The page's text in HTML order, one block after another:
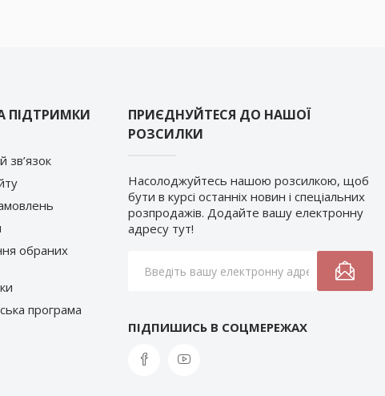
ПІДТРИМКИ
зв’язок
обраних
програма
ПРИЄДНУЙТЕСЯ ДО НАШОЇ
РОЗСИЛКИ
Насолоджуйтесь нашою розсилкою, щоб
бути в курсі останніх новин і спеціальних
розпродажів. Додайте вашу електронну
адресу тут!
ПІДПИШИСЬ В СОЦМЕРЕЖАХ